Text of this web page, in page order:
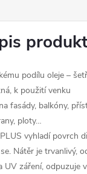
podílu oleje –
k použití venku
fasády, balkóny,
ploty…
vyhladí povrch
Nátěr je trvanlivý,
záření, odpuzuje